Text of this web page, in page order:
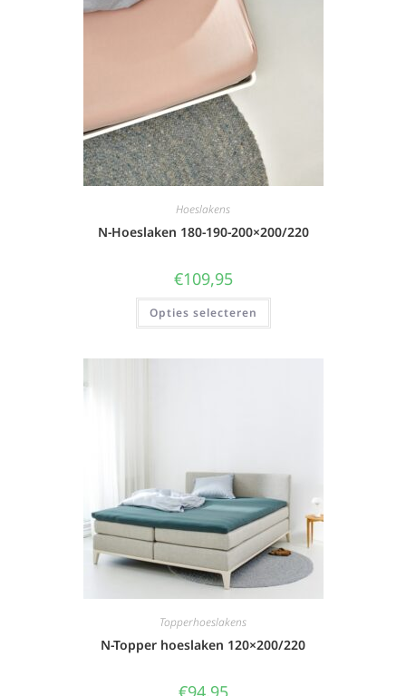
Hoeslakens
N-Hoeslaken 180-190-200×200/220
€109,95
Opties selecteren
Topperhoeslakens
N-Topper hoeslaken 120×200/220
€94,95